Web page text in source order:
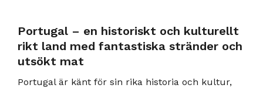
Portugal – en historiskt och kulturellt
rikt land med fantastiska stränder och
utsökt mat
Portugal är känt för sin rika historia och kultur,